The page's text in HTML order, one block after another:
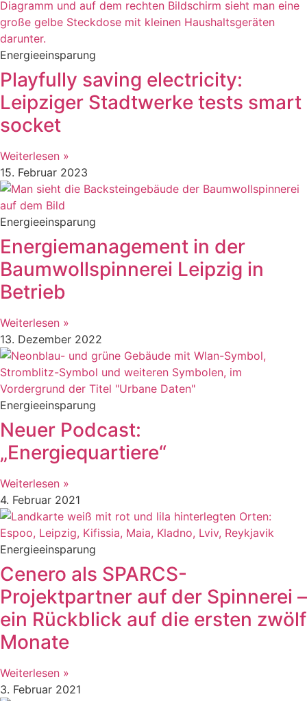
Energieeinsparung
Playfully saving electricity:
Leipziger Stadtwerke tests smart
socket
Weiterlesen »
15. Februar 2023
Energieeinsparung
Energiemanagement in der
Baumwollspinnerei Leipzig in
Betrieb
Weiterlesen »
13. Dezember 2022
Energieeinsparung
Neuer Podcast:
„Energiequartiere“
Weiterlesen »
4. Februar 2021
Energieeinsparung
Cenero als SPARCS-
Projektpartner auf der Spinnerei –
ein Rückblick auf die ersten zwölf
Monate
Weiterlesen »
3. Februar 2021